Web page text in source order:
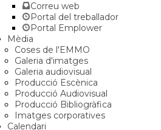
Correu web
Portal del treballador
Portal Emplower
Mèdia
Coses de l'EMMO
Galeria d'imatges
Galeria audiovisual
Producció Escènica
Producció Audiovisual
Producció Bibliogràfica
Imatges corporatives
Calendari